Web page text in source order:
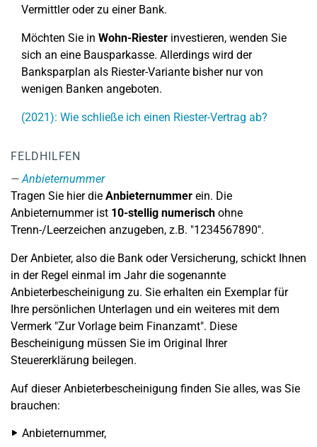
Vermittler oder zu einer Bank.
Möchten Sie in Wohn-Riester investieren, wenden Sie
sich an eine Bausparkasse. Allerdings wird der
Banksparplan als Riester-Variante bisher nur von
wenigen Banken angeboten.
(2021): Wie schließe ich einen Riester-Vertrag ab?
FELDHILFEN
Anbieternummer
Tragen Sie hier die Anbieternummer ein. Die
Anbieternummer ist 10-stellig numerisch ohne
Trenn-/Leerzeichen anzugeben, z.B. "1234567890".
Der Anbieter, also die Bank oder Versicherung, schickt Ihnen
in der Regel einmal im Jahr die sogenannte
Anbieterbescheinigung zu. Sie erhalten ein Exemplar für
Ihre persönlichen Unterlagen und ein weiteres mit dem
Vermerk "Zur Vorlage beim Finanzamt". Diese
Bescheinigung müssen Sie im Original Ihrer
Steuererklärung beilegen.
Auf dieser Anbieterbescheinigung finden Sie alles, was Sie
brauchen:
Anbieternummer,